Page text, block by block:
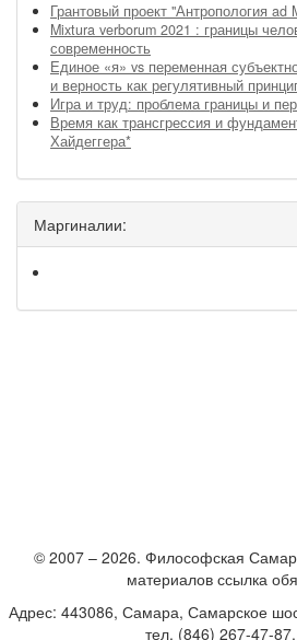
Грантовый проект "Антропология ad
Mixtura verborum 2021 : границы
современность
Единое «я» vs переменная
и верность как регулятивный
Игра и труд: проблема границы и
Время как трансгрессия и
Хайдеггера*
Маргиналии:
© 2007 – 2026. Философская
материалов ссылка
Адрес: 443086, Самара, Самарское
тел. (846) 267-47-87.